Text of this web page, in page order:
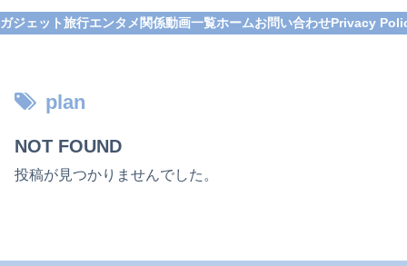
ガジェット旅行エンタメ関係動画一覧ホームお問い合わせPrivacy
plan
NOT FOUND
投稿が見つかりませんでした。